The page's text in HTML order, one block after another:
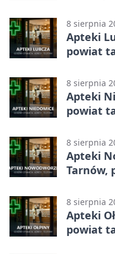
8 sierpnia
Apteki
powiat
8 sierpnia
Apteki
powiat
8 sierpnia
Apteki
Tarnów,
8 sierpnia
Apteki
powiat